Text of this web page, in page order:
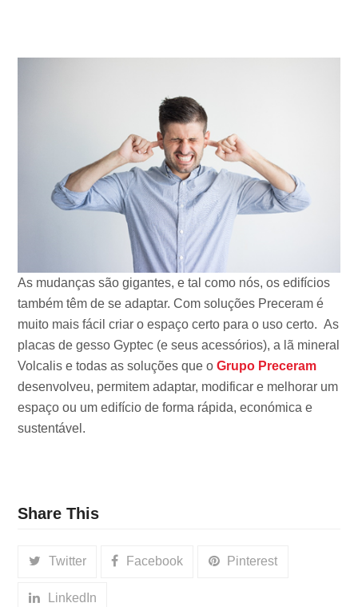
As mudanças são gigantes, e tal como nós, os edifícios
também têm de se adaptar. Com soluções Preceram é
muito mais fácil criar o espaço certo para o uso certo. As
placas de gesso Gyptec (e seus acessórios), a lã mineral
Volcalis e todas as soluções que oGrupo Preceram
desenvolveu, permitem adaptar, modificar e melhorar um
espaço ou um edifício de forma rápida, económica e
sustentável.
Share This
Twitter Facebook Pinterest
LinkedIn